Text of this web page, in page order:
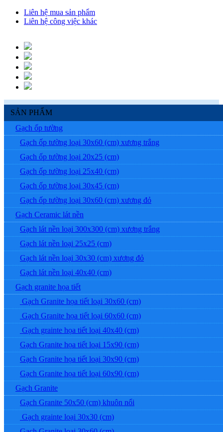
Liên hệ mua sản phẩm
Liên hệ công việc khác
SẢN PHẨM
Gạch ốp tường
Gạch ốp tường loại 30x60 (cm) xương trắng
Gạch ốp tường loại 20x25 (cm)
Gạch ốp tường loại 25x40 (cm)
Gạch ốp tường loại 30x45 (cm)
Gạch ốp tường loại 30x60 (cm) xương đỏ
Gạch Ceramic lát nền
Gạch lát nền loại 300x300 (cm) xương trắng
Gạch lát nền loại 25x25 (cm)
Gạch lát nền loại 30x30 (cm) xương đỏ
Gạch lát nền loại 40x40 (cm)
Gạch granite họa tiết
Gạch Granite họa tiết loại 30x60 (cm)
Gạch Granite họa tiết loại 60x60 (cm)
Gạch grainte họa tiết loại 40x40 (cm)
Gạch Granite họa tiết loại 15x90 (cm)
Gạch Granite họa tiết loại 30x90 (cm)
Gạch Granite họa tiết loại 60x90 (cm)
Gạch Granite
Gạch Granite 50x50 (cm) khuôn nổi
Gạch grainte loại 30x30 (cm)